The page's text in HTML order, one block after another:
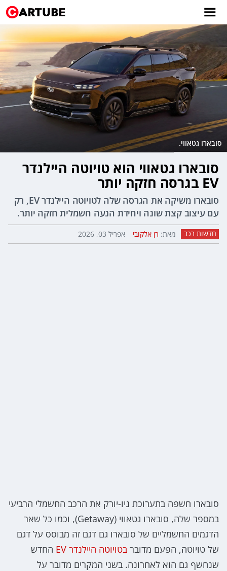
סובארו גטאווי.
סובארו גטאווי הוא טויוטה היילנדר
EV בגרסה חזקה יותר
סובארו משיקה את הגרסה שלה לטויוטה היילנדר EV, רק
עם עיצוב קצת שונה ויחידת הנעה חשמלית חזקה יותר.
חדשות רכב מאת: רן אלקובי אפריל 03, 2026
סובארו חשפה בתערוכת ניו-יורק את הרכב החשמלי הרביעי
במספר שלה, סובארו גטאווי (Getaway), וכמו כל שאר
הדגמים החשמליים של סובארו גם דגם זה מבוסס על דגם
של טויוטה, הפעם מדובר בטויוטה היילנדר EV
החדש
שנחשף גם הוא לאחרונה. בשני המקרים מדובר על